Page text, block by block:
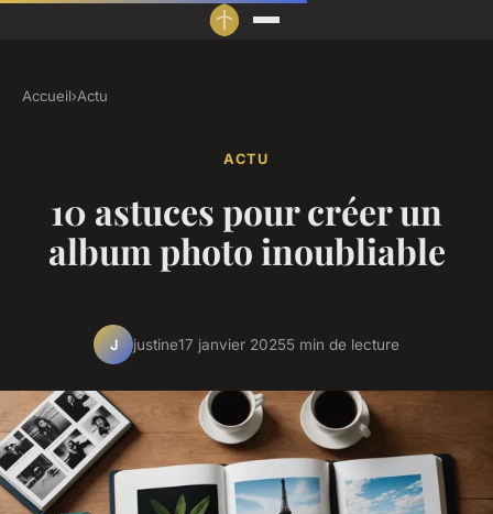
Accueil›Actu
ACTU
10 astuces pour créer un
album photo inoubliable
J justine17 janvier 20255 min de lecture